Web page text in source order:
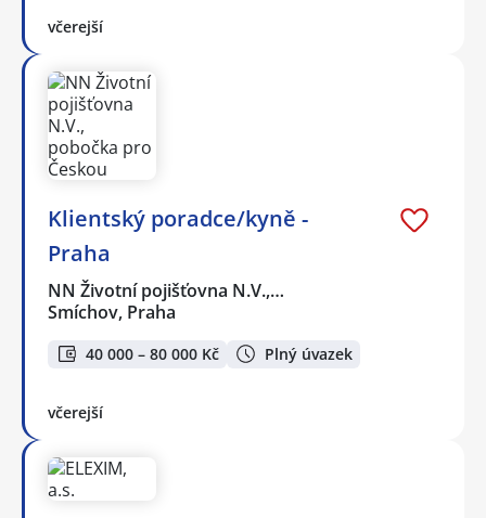
včerejší
Klientský poradce/kyně -
Praha
NN Životní pojišťovna N.V.,…
Smíchov, Praha
40 000 – 80 000 Kč Plný úvazek
včerejší